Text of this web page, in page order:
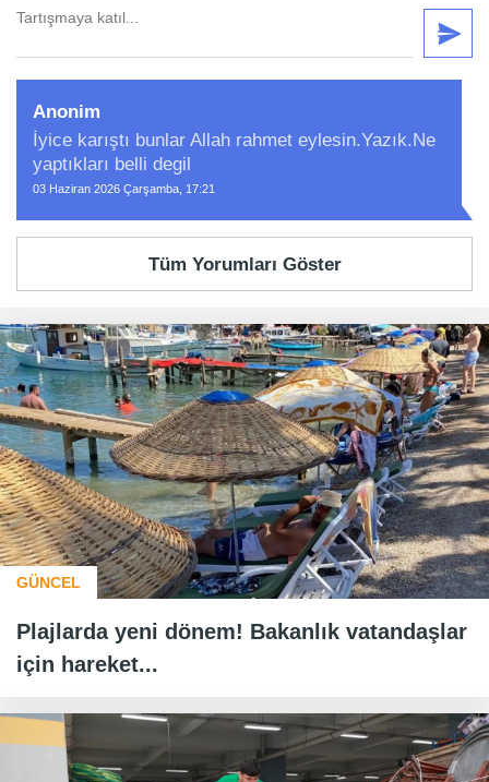
Anonim
İyice karıştı bunlar Allah rahmet eylesin.Yazık.Ne
yaptıkları belli degil
03 Haziran 2026 Çarşamba, 17:21
Tüm Yorumları Göster
GÜNCEL
Plajlarda yeni dönem! Bakanlık vatandaşlar
için hareket...